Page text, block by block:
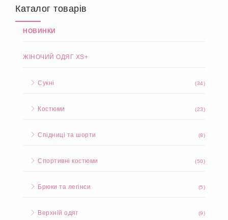
Каталог товарів
НОВИНКИ
ЖІНОЧИЙ ОДЯГ XS+
Сукні (34)
Костюми (23)
Спідниці та шорти (8)
Спортивні костюми (50)
Брюки та легінси (5)
Верхній одяг (9)